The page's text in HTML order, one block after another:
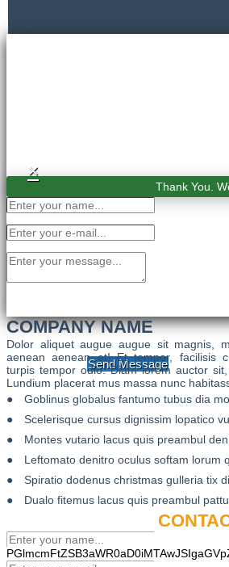
×
Thank You.
Send Message
COMPANY NAME
Dolor aliquet augue augue sit magnis,
aenean aenean et! Et tempor, facilisis
turpis tempor odio. Diam lorem auctor
Lundium placerat mus massa nunc
Goblinus globalus fantumo tubus dia
Scelerisque cursus dignissim lopatico
Montes vutario lacus quis preambul
Leftomato denitro oculus softam lorum
Spiratio dodenus christmas gulleria tix
Dualo fitemus lacus quis preambul